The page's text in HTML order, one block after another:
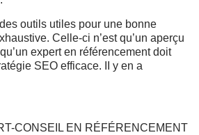
outils utiles pour une bonne
Celle-ci n’est qu’un aperçu
expert en référencement doit
SEO efficace. II y en a
CONSEIL EN RÉFÉRENCEMENT